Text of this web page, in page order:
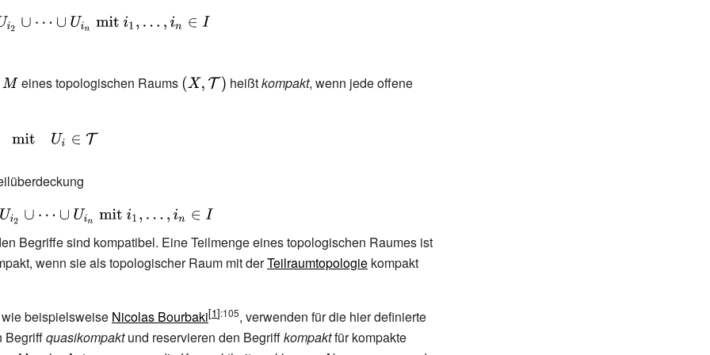
{\displaystyle
eines topologischen Raums {\displaystyle
heißtkompakt, wenn jede offene
Begriffe sind kompatibel. Eine Teilmenge eines topologischen Raumes ist
wenn sie als topologischer Raum mit derTeilraumtopologie kompakt
beispielsweise Nicolas Bourbaki :105, verwenden für die hier definierte
Begriffquasikompaktund reservieren den Begriffkompaktfür kompakte